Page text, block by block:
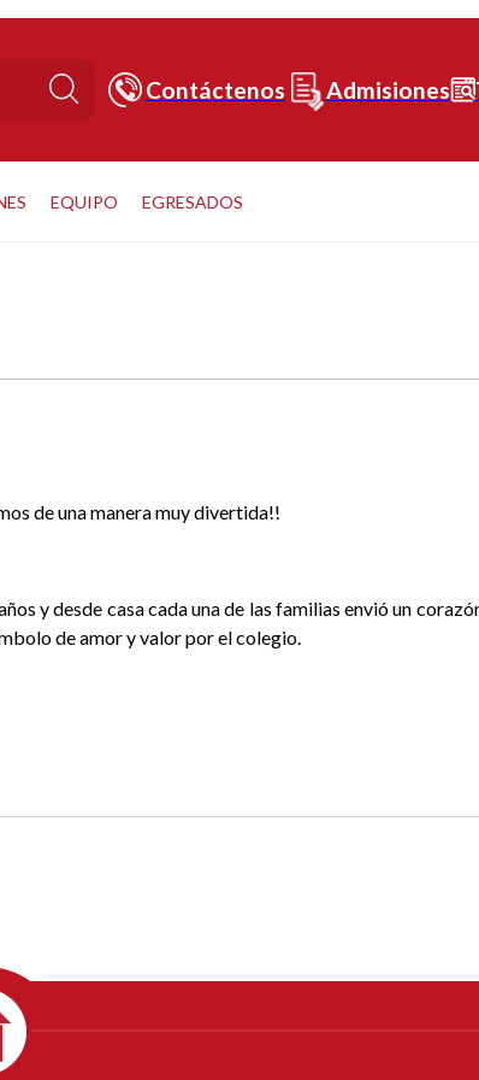
Contáctenos Admisiones
EQUIPO EGRESADOS
de una manera muy divertida!!
y desde casa cada una de las familias envió un
de amor y valor por el colegio.